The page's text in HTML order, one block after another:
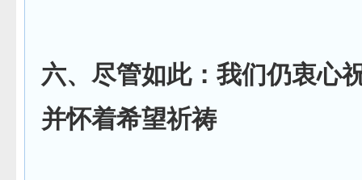
六、尽管如此：我们仍衷心
并怀着希望祈祷